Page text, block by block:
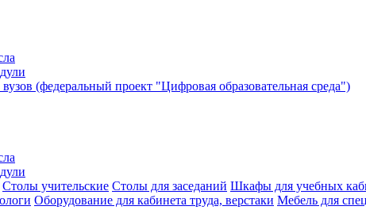
(федеральный проект "Цифровая образовательная среда")
Столы учительские Столы для заседаний Шкафы для учебных
Оборудование для кабинета труда, верстаки Мебель для